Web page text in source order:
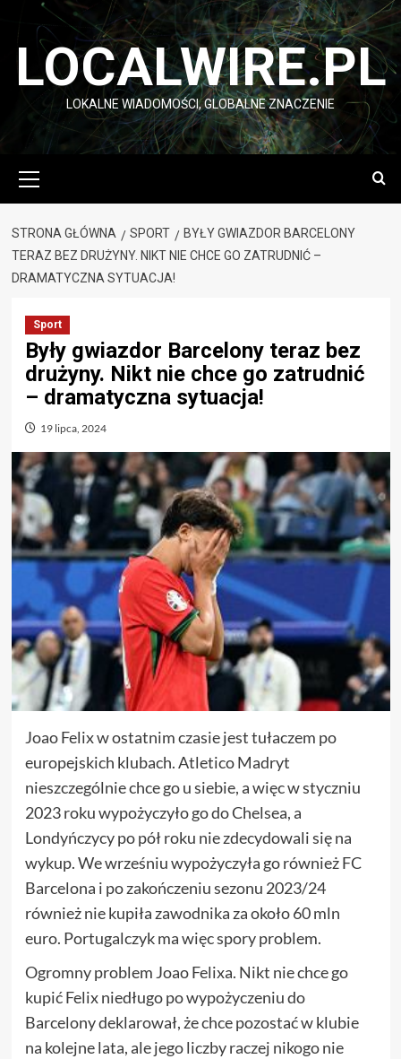
Przejdź
LOCALWIRE.PL
LOKALNE WIADOMOŚCI, GLOBALNE ZNACZENIE
główne
STRONA GŁÓWNA SPORT
BYŁY GWIAZDOR BARCELONY
TERAZ BEZ DRUŻYNY. NIKT NIE CHCE GO ZATRUDNIĆ –
DRAMATYCZNA SYTUACJA!
Sport
Były gwiazdor Barcelony teraz bez
drużyny. Nikt nie chce go zatrudnić
– dramatyczna sytuacja!
19 lipca, 2024
Joao Felix w ostatnim czasie jest tułaczem po
europejskich klubach. Atletico Madryt
nieszczególnie chce go u siebie, a więc w styczniu
2023 roku wypożyczyło go do Chelsea, a
Londyńczycy po pół roku nie zdecydowali się na
wykup. We wrześniu wypożyczyła go również FC
Barcelona i po zakończeniu sezonu 2023/24
również nie kupiła zawodnika za około 60 mln
euro. Portugalczyk ma więc spory problem.
Ogromny problem Joao Felixa. Nikt nie chce go
kupić Felix niedługo po wypożyczeniu do
Barcelony deklarował, że chce pozostać w klubie
na kolejne lata, ale jego liczby raczej nikogo nie